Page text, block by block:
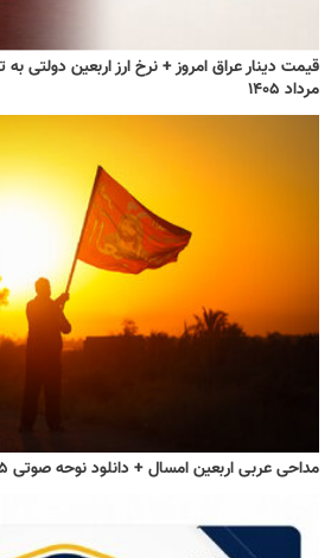
مرداد ۱۴۰۵
مداحی عربی اربعین امسال + دانلود نوحه صوتی ۱۴۰۵